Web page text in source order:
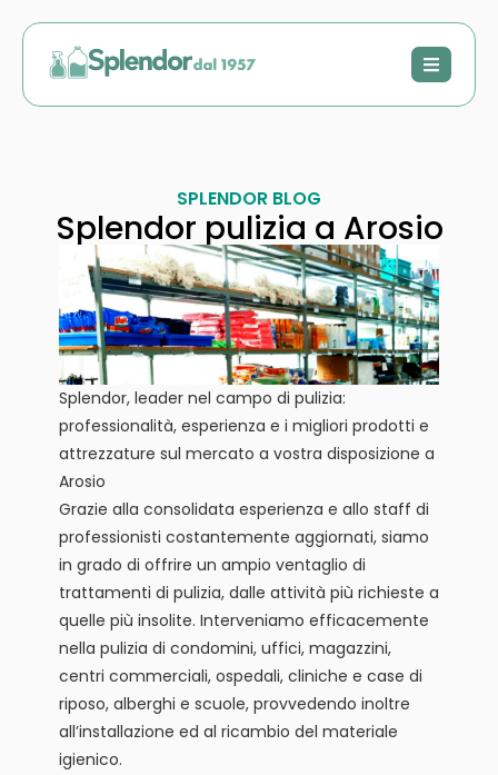
SPLENDOR BLOG
Splendor pulizia a Arosio
Splendor, leader nel campo di pulizia:
professionalità, esperienza e i migliori prodotti e
attrezzature sul mercato a vostra disposizione a
Arosio
Grazie alla consolidata esperienza e allo staff di
professionisti costantemente aggiornati, siamo
in grado di offrire un ampio ventaglio di
trattamenti di pulizia, dalle attività più richieste a
quelle più insolite. Interveniamo efficacemente
nella pulizia di condomini, uffici, magazzini,
centri commerciali, ospedali, cliniche e case di
riposo, alberghi e scuole, provvedendo inoltre
all’installazione ed al ricambio del materiale
igienico.